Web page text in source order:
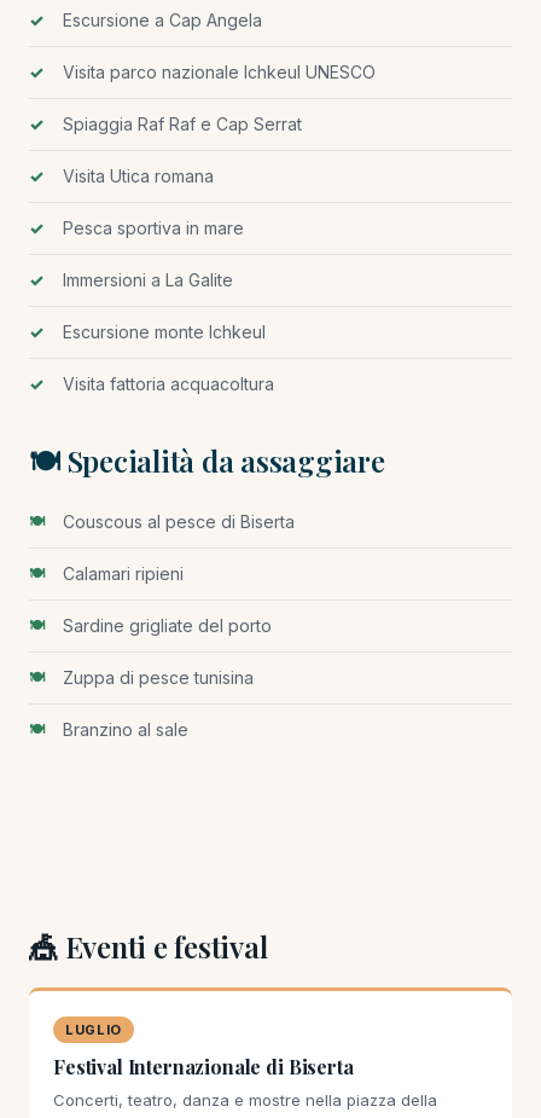
Escursione a Cap Angela
Visita parco nazionale Ichkeul UNESCO
Spiaggia Raf Raf e Cap Serrat
Visita Utica romana
Pesca sportiva in mare
Immersioni a La Galite
Escursione monte Ichkeul
Visita fattoria acquacoltura
🍽️ Specialità da assaggiare
Couscous al pesce di Biserta
Calamari ripieni
Sardine grigliate del porto
Zuppa di pesce tunisina
Branzino al sale
🎪 Eventi e festival
LUGLIO
Festival Internazionale di Biserta
Concerti, teatro, danza e mostre nella piazza della